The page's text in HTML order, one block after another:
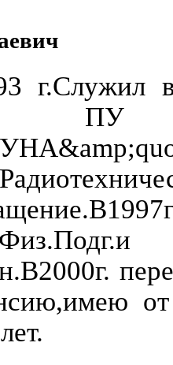
г.Служил
ПУ